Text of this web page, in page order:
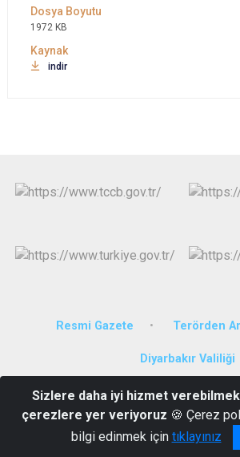
1972 KB
indir
Resmi Gazete Terörden
Diyarbakır Valiliği
Fatih Paşa Mahallesi Üçok Sokak
0412 223 33 25
Sizlere daha iyi hizmet
çerezlere yer veriyoruz 🍪 Çerez
bilgi edinmek için tıklayınız